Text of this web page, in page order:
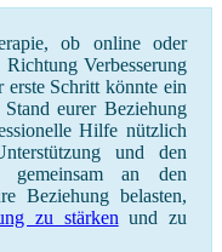
ob online oder
Verbesserung
erste Schritt könnte ein
eurer Beziehung
Hilfe nützlich
und den
gemeinsam an den
Beziehung belasten,
zu stärken und zu